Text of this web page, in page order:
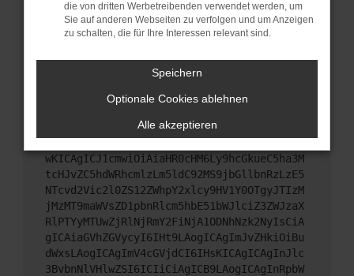
Wende dich an den Webseitenbetreiber.
Wenn du alle oben genannten Schritte versucht
hast, kontaktiere uns bitte. Wir werden versuchen,
das Problem zu beheben. Du kannst uns diesen
Text schicken, um uns bei der Fehlersuche zu
unterstützen:
ewogICJuYW1lIjogIk5ldHdvcmtFcnJvciIsCiAgI
mNvbmZpZyI6IHsKICAgICJtZXRob2QiOiAiR0VUIi
wKICAgICJ1cmwiOiAiaHR0cHM6Ly9hcGkueC5ha3M
tcHJvZC5hdWRhcmlzLm5ldC92MS9jbGllbnRzLzE5
NTcvd2Vic2l0ZS12ZWhpY2xlcy9HV1Y0OTgyJTIzM
jMzMT9maWVsZD1pbnRlcm5hbE51bWJlciZ3ZWJzaX
RlPTYyMTUwZjRlNjRmY2FiNjA1ODNhNzk2NyIsCiA
gICAiaGVhZGVycyI6IHt9LAogICAgImJvZHkiOiBu
dWxsLAogICAgImV4cGVjdCI6IHsKICAgICAgInJlc
3BvbnNlVHlwZSI6ICIiCiAgICB9LAogICAgInRpbW
die von dritten Werbetreibenden verwendet werden, um
Sie auf anderen Webseiten zu verfolgen und um Anzeigen
zu schalten, die für Ihre Interessen relevant sind.
Speichern
Optionale Cookies ablehnen
Alle akzeptieren